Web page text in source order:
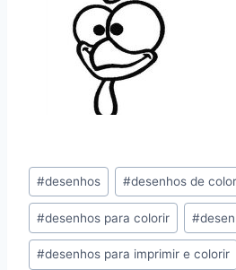
Tags
do
Post:
#desenhos #desenhos de
#desenhos para colorir #
#desenhos para imprimir e colorir